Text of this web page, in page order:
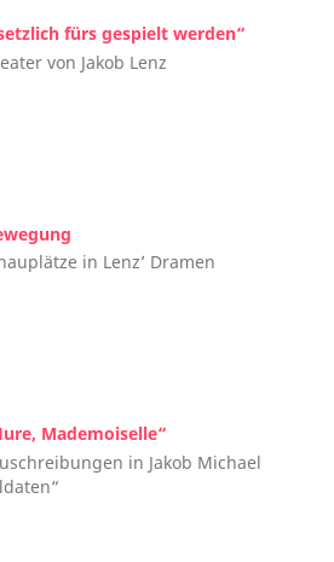
fürs gespielt werden“
von Jakob Lenz
in Lenz’ Dramen
Mademoiselle“
in Jakob Michael